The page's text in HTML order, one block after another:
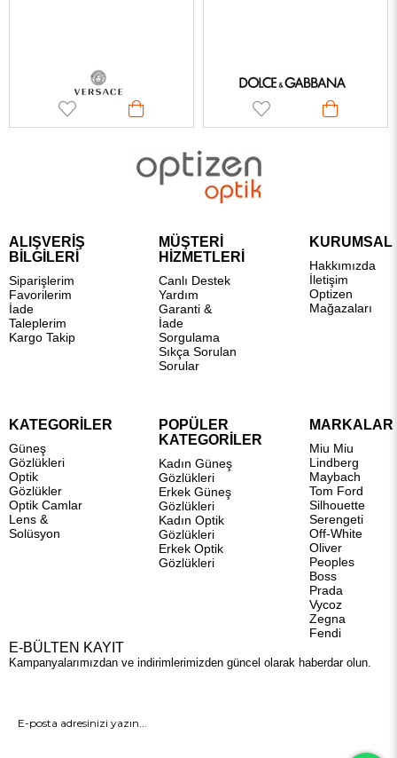
ALIŞVERİŞ
BİLGİLERİ
Siparişlerim
Favorilerim
İade
Taleplerim
Kargo Takip
MÜŞTERİ
HİZMETLERİ
Canlı Destek
Yardım
Garanti &
İade
Sorgulama
Sıkça Sorulan
Sorular
KURUMSAL
Hakkımızda
İletişim
Optizen
Mağazaları
KATEGORİLER
Güneş
Gözlükleri
Optik
Gözlükler
Optik Camlar
Lens &
Solüsyon
POPÜLER
KATEGORİLER
Kadın Güneş
Gözlükleri
Erkek Güneş
Gözlükleri
Kadın Optik
Gözlükleri
Erkek Optik
Gözlükleri
MARKALAR
Miu Miu
Lindberg
Maybach
Tom Ford
Silhouette
Serengeti
Off-White
Oliver
Peoples
Boss
Prada
Vycoz
Zegna
Fendi
E-BÜLTEN KAYIT
Kampanyalarımızdan ve indirimlerimizden güncel olarak haberdar olun.